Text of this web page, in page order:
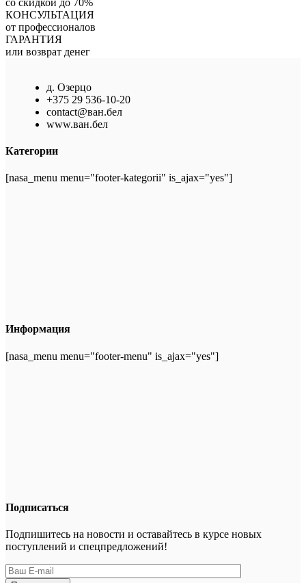
КОНСУЛЬТАЦИЯ
от профессионалов
ГАРАНТИЯ
или возврат денег
д. Озерцо
+375 29 536-10-20
contact@ван.бел
www.ван.бел
Категории
[nasa_menu menu="footer-kategorii" is_ajax="yes"]
Информация
[nasa_menu menu="footer-menu" is_ajax="yes"]
Подписаться
Подпишитесь на новости и оставайтесь в курсе новых
поступлений и спецпредложений!